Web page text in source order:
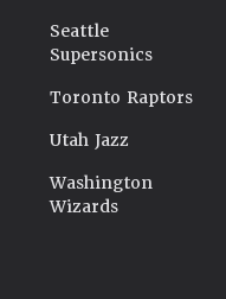
Seattle
Supersonics
Toronto Raptors
Utah Jazz
Washington
Wizards